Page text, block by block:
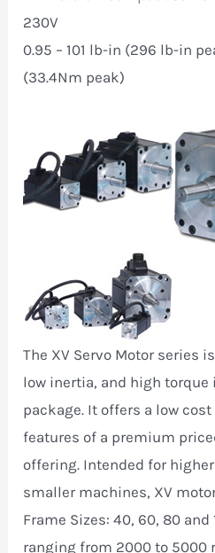
230V
0.95 – 101 lb-in (296 lb-in
(33.4Nm peak)
The XV Servo Motor series
low inertia, and high
package. It offers a low
features of a premium
offering. Intended for
smaller machines, XV
Frame Sizes: 40, 60, 80
ranging from 2000 to 5000